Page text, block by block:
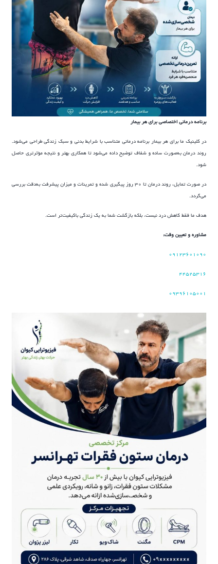
برنامه درمانی اختصاصی برای هر بیمار
در کلینیک ما برای هر بیمار برنامه درمانی متناسب با شرایط بدنی و سبک زندگی طراحی می‌شود.
روند درمان به‌صورت ساده و شفاف توضیح داده می‌شود تا همکاری بهتر و نتیجه مؤثرتری حاصل
شود.
در صورت تمایل، روند درمان تا ۳۰ روز پیگیری شده و تمرینات و میزان پیشرفت به‌دقت بررسی
می‌گردد.
هدف ما فقط کاهش درد نیست، بلکه بازگشت شما به یک زندگی باکیفیت‌تر است.
مشاوره و تعیین وقت:
۰۹۱۲۳۶۰۱۰۹۰
۴۴۵۲۵۳۱۶
۰۹۳۹۶۱۰۵۰۰۱